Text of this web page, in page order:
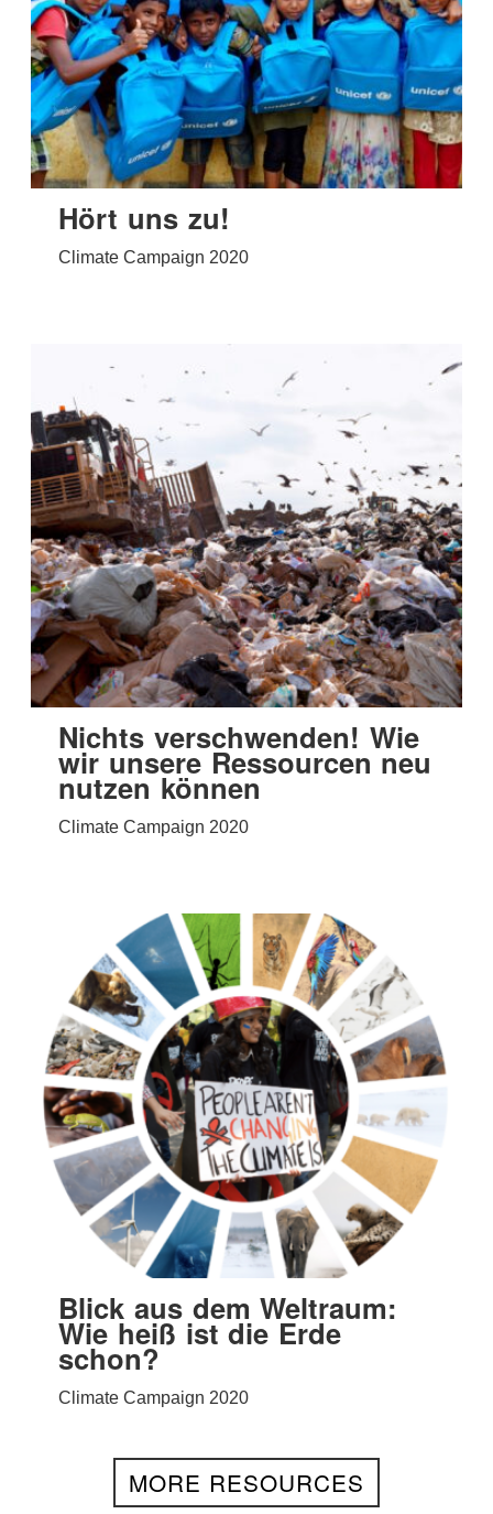
Hört uns zu!
Climate Campaign 2020
Nichts verschwenden! Wie
wir unsere Ressourcen neu
nutzen können
Climate Campaign 2020
Blick aus dem Weltraum:
Wie heiß ist die Erde
schon?
Climate Campaign 2020
MORE RESOURCES